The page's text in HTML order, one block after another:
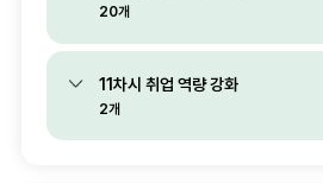
20개
11차시 취업 역량 강화
2개